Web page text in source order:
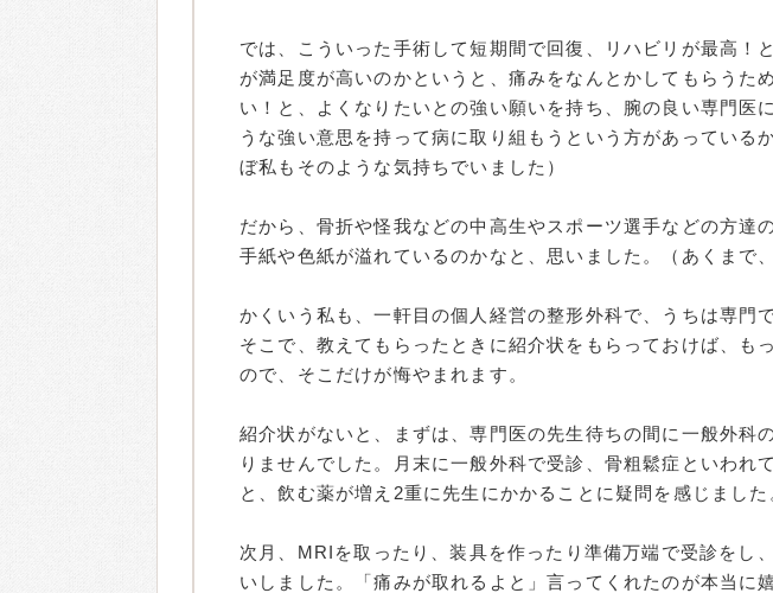
では、こういった手術して短期間で回復、リハビリが最高！
が満足度が高いのかというと、痛みをなんとかしてもらうた
い！と、よくなりたいとの強い願いを持ち、腕の良い専門医
うな強い意思を持って病に取り組もうという方があっている
ぼ私もそのような気持ちでいました）
だから、骨折や怪我などの中高生やスポーツ選手などの方達
手紙や色紙が溢れているのかなと、思いました。（あくまで
かくいう私も、一軒目の個人経営の整形外科で、うちは専門
そこで、教えてもらったときに紹介状をもらっておけば、も
ので、そこだけが悔やまれます。
紹介状がないと、まずは、専門医の先生待ちの間に一般外科
りませんでした。月末に一般外科で受診、骨粗鬆症といわれ
と、飲む薬が増え2重に先生にかかることに疑問を感じました
次月、MRIを取ったり、装具を作ったり準備万端で受診をし
いしました。「痛みが取れるよと」言ってくれたのが本当に